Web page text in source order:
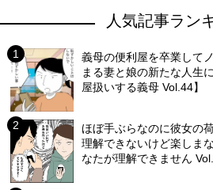
人気記事ラン
義母の便利屋を卒業して
まる妻と娘の新たな人生
屋扱いする義母 Vol.44】
ほぼ手ぶらなのに彼女の
理解できないけど楽しま
なたが理解できません